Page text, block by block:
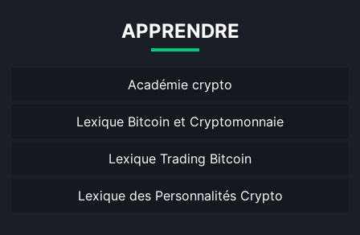
APPRENDRE
Académie crypto
Lexique Bitcoin et Cryptomonnaie
Lexique Trading Bitcoin
Lexique des Personnalités Crypto